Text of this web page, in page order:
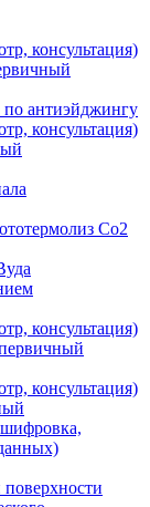
консультация)
по антиэйджингу
консультация)
Со2
консультация)
консультация)
поверхности